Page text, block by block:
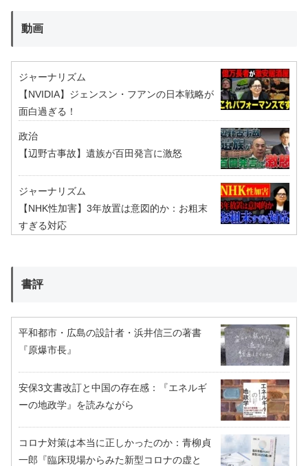
動画
ジャーナリズム
【NVIDIA】ジェンスン・フアンの日本戦略が
面白過ぎる！
政治
【辺野古事故】遺族が百田発言に激怒
ジャーナリズム
【NHK性加害】3年放置は意図的か：お粗末
すぎる対応
書評
平和都市・広島の設計者・浜井信三の著書
『原爆市長』
安保3文書改訂と中国の存在感：『エネルギ
ーの地政学』を読みながら
コロナ対策は本当に正しかったのか：青柳貞
一郎『臨床現場からみた新型コロナの虚と